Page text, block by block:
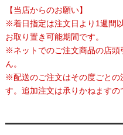
【当店からのお願い】
※着日指定は注文日より1週間
お取り置き可能期間です。
※ネットでのご注文商品の店頭
ん。
※配送のご注文はその度ごとの
す。追加注文は承りかねますの